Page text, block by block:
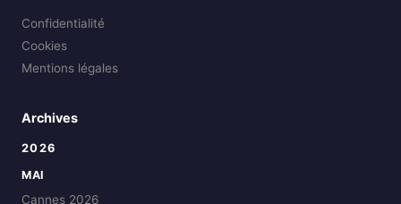
Confidentialité
Cookies
Mentions légales
Archives
2026
MAI
Cannes 2026